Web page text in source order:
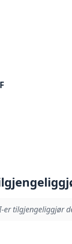
er tilgjengeliggjør